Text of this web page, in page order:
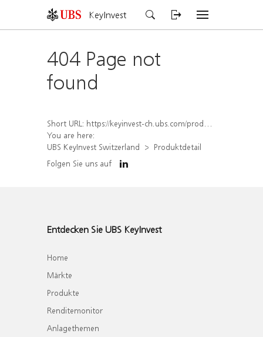
KeyInvest
404 Page not
found
Short URL: https://keyinvest-ch.ubs.com/produkt/detail/index/isin/CH1572315336
You are here:
UBS KeyInvest Switzerland
Produktdetail
Folgen Sie uns auf
Entdecken Sie UBS KeyInvest
Home
Märkte
Produkte
Renditemonitor
Anlagethemen